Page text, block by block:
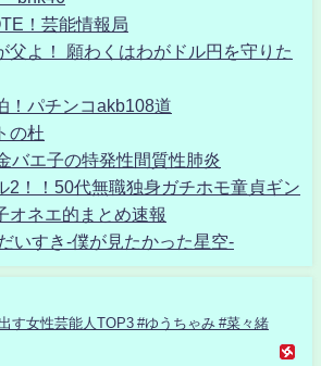
！芸能情報局
父よ！ 願わくはわがドル円を守りた
！パチンコakb108道
の杜
エ子の特発性間質性肺炎
2！！50代無職独身ガチホモ童貞ギン
オネエ的まとめ速報
いすき-僕が見たかった星空-
す女性芸能人TOP3 #ゆうちゃみ #菜々緒